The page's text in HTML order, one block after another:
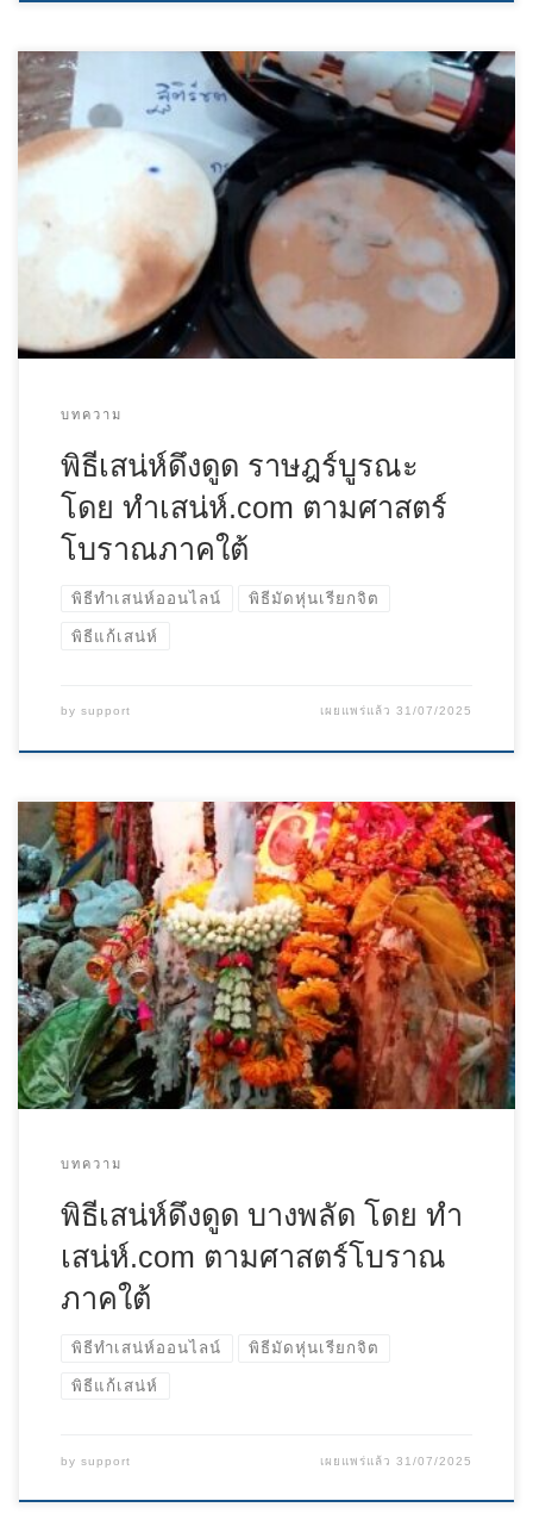
บทความ
พิธีเสน่ห์ดึงดูด ราษฎร์บูรณะ
โดย ทําเสน่ห์.com ตามศาสตร์
โบราณภาคใต้
พิธีทำเสน่ห์ออนไลน์ พิธีมัดหุ่นเรียกจิต
พิธีแก้เสน่ห์
by support เผยแพร่แล้ว31/07/2025
บทความ
พิธีเสน่ห์ดึงดูด บางพลัด โดย ทํา
เสน่ห์.com ตามศาสตร์โบราณ
ภาคใต้
พิธีทำเสน่ห์ออนไลน์ พิธีมัดหุ่นเรียกจิต
พิธีแก้เสน่ห์
by support เผยแพร่แล้ว31/07/2025